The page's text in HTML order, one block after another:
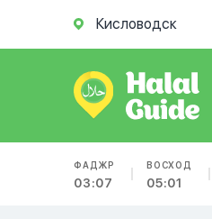
Кисловодск
ФАДЖР
03:07
ВОСХОД
05:01